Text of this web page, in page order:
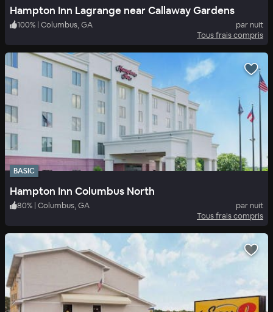
Hampton Inn Lagrange near Callaway Gardens
100% | Columbus, GA
par nuit
Tous frais compris
BASIC
Hampton Inn Columbus North
80% | Columbus, GA
par nuit
Tous frais compris